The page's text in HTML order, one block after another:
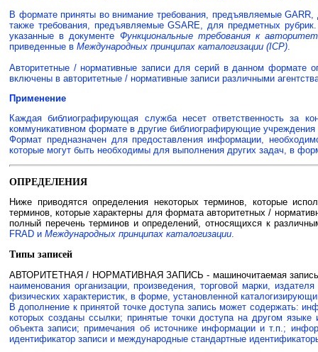
В формате приняты во внимание требования, предъявляемые
также требования, предъявляемые GSARE, для предметных
указанные в документе Функциональные требования к
приведенные в Международных принципах каталогизации (ICP).
Авторитетные / нормативные записи для серий в данном формате
включены в авторитетные / нормативные записи различными
Применение
Каждая библиографирующая служба несет ответственность за
коммуникативном формате в другие библиографирующие
Формат предназначен для предоставления информации,
которые могут быть необходимы для выполнения других задач, в
ОПРЕДЕЛЕНИЯ
Ниже приводятся определения некоторых терминов, которые
терминов, которые характерны для формата авторитетных /
полный перечень терминов и определений, относящихся к
FRAD и Международных принципах каталогизации.
Типы записей
АВТОРИТЕТНАЯ / НОРМАТИВНАЯ ЗАПИСЬ - машиночитаемая запись,
наименования организации, произведения, торговой марки,
физических характеристик, в форме, установленной
В дополнение к принятой точке доступа запись может содержать:
которых созданы ссылки; принятые точки доступа на другом
объекта записи; примечания об источнике информации и т.п.;
идентификатор записи и международные стандартные